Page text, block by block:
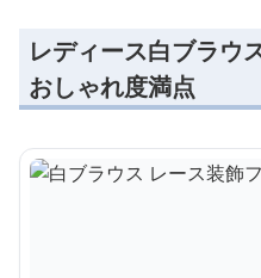
レディース白ブラウ
おしゃれ度満点